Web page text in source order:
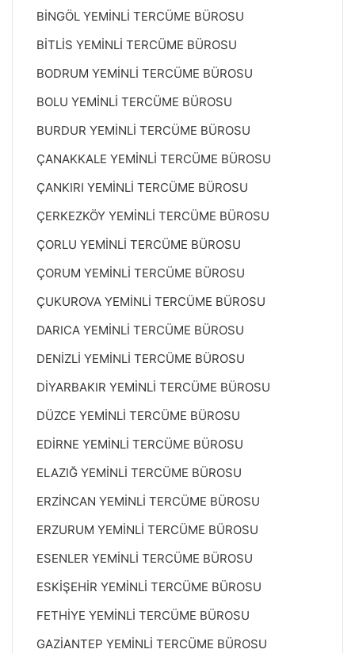
BİNGÖL YEMİNLİ TERCÜME BÜROSU
BİTLİS YEMİNLİ TERCÜME BÜROSU
BODRUM YEMİNLİ TERCÜME BÜROSU
BOLU YEMİNLİ TERCÜME BÜROSU
BURDUR YEMİNLİ TERCÜME BÜROSU
ÇANAKKALE YEMİNLİ TERCÜME BÜROSU
ÇANKIRI YEMİNLİ TERCÜME BÜROSU
ÇERKEZKÖY YEMİNLİ TERCÜME BÜROSU
ÇORLU YEMİNLİ TERCÜME BÜROSU
ÇORUM YEMİNLİ TERCÜME BÜROSU
ÇUKUROVA YEMİNLİ TERCÜME BÜROSU
DARICA YEMİNLİ TERCÜME BÜROSU
DENİZLİ YEMİNLİ TERCÜME BÜROSU
DİYARBAKIR YEMİNLİ TERCÜME BÜROSU
DÜZCE YEMİNLİ TERCÜME BÜROSU
EDİRNE YEMİNLİ TERCÜME BÜROSU
ELAZIĞ YEMİNLİ TERCÜME BÜROSU
ERZİNCAN YEMİNLİ TERCÜME BÜROSU
ERZURUM YEMİNLİ TERCÜME BÜROSU
ESENLER YEMİNLİ TERCÜME BÜROSU
ESKİŞEHİR YEMİNLİ TERCÜME BÜROSU
FETHİYE YEMİNLİ TERCÜME BÜROSU
GAZİANTEP YEMİNLİ TERCÜME BÜROSU